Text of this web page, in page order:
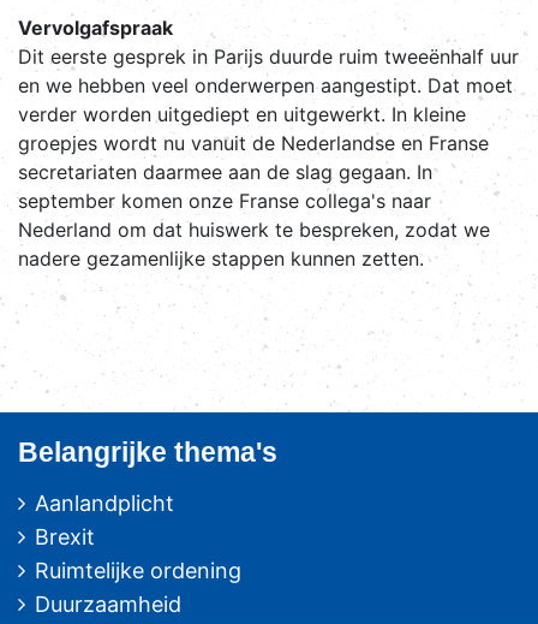
Vervolgafspraak
Dit eerste gesprek in Parijs duurde ruim tweeënhalf uur
en we hebben veel onderwerpen aangestipt. Dat moet
verder worden uitgediept en uitgewerkt. In kleine
groepjes wordt nu vanuit de Nederlandse en Franse
secretariaten daarmee aan de slag gegaan. In
september komen onze Franse collega's naar
Nederland om dat huiswerk te bespreken, zodat we
nadere gezamenlijke stappen kunnen zetten.
Belangrijke thema's
Aanlandplicht
Brexit
Ruimtelijke ordening
Duurzaamheid